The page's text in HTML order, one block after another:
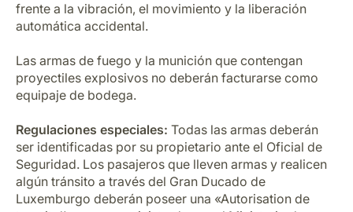
frente a la vibración, el movimiento y la liberación
automática accidental.
Las armas de fuego y la munición que contengan
proyectiles explosivos no deberán facturarse como
equipaje de bodega.
Regulaciones especiales: Todas las armas deberán
ser identificadas por su propietario ante el Oficial de
Seguridad. Los pasajeros que lleven armas y realicen
algún tránsito a través del Gran Ducado de
Luxemburgo deberán poseer una «Autorisation de